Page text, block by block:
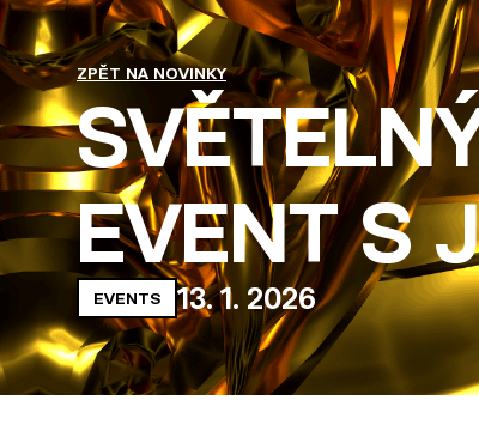
ZPĚT NA NOVINKY
EVENT S
EVENTS 13.1. 2026